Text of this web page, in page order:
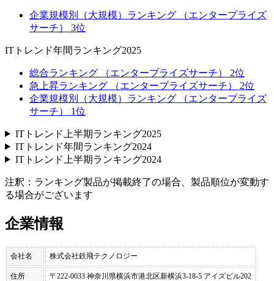
企業規模別（大規模）ランキング （エンタープライズ
サーチ） 3位
ITトレンド年間ランキング2025
総合ランキング （エンタープライズサーチ） 2位
急上昇ランキング （エンタープライズサーチ） 2位
企業規模別（大規模）ランキング （エンタープライズ
サーチ） 1位
ITトレンド上半期ランキング2025
ITトレンド年間ランキング2024
ITトレンド上半期ランキング2024
注釈：ランキング製品が掲載終了の場合、製品順位が変動す
る場合がございます
企業情報
会社名 株式会社鉄飛テクノロジー
住所 〒222-0033 神奈川県横浜市港北区新横浜3-18-5 アイズビル202